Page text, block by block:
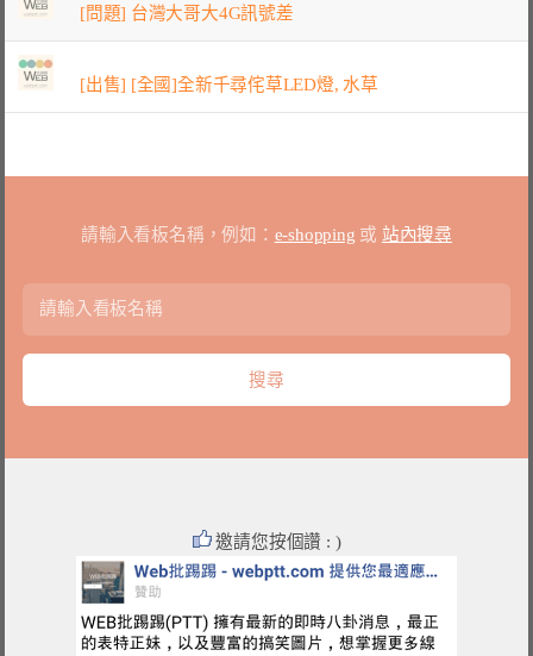
[問題] 台灣大哥大4G訊號差
[出售] [全國]全新千尋侘草LED燈, 水草
請輸入看板名稱，例如： e-shopping 或 站內搜尋
邀請您按個讚 : )